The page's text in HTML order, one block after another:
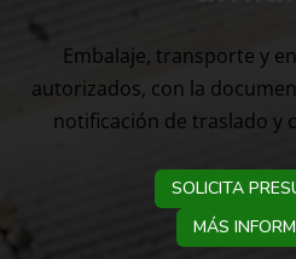
Embalaje, transporte y
autorizados, con la
notificación de traslado y
SOLICITA
MÁS